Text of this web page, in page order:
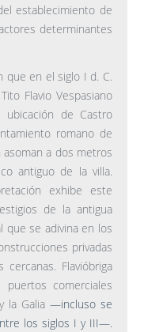
establecimiento de
determinantes
que en el siglo I d. C.
Flavio Vespasiano
ubicación de Castro
romano de
asoman a dos metros
antiguo de la villa.
exhibe este
de la antigua
que se adivina en los
privadas
Flavióbriga
comerciales
la Galia —incluso se
los siglos I y III—.